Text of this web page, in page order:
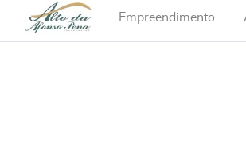
Empreendimento